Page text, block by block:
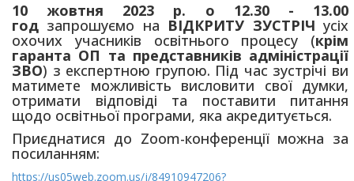
10 жовтня 2023 р. о 12.30 - 13.00
год запрошуємо на ВІДКРИТУ ЗУСТРІЧ усіх
охочих учасників освітнього процесу (крім
гаранта ОП та представників адміністрації
ЗВО) з експертною групою. Під час зустрічі ви
матимете можливість висловити свої думки,
отримати відповіді та поставити питання
щодо освітньої програми, яка акредитується.
Приєднатися до Zoom-конференції можна за
посиланням:
https://us05web.zoom.us/j/84910947206?